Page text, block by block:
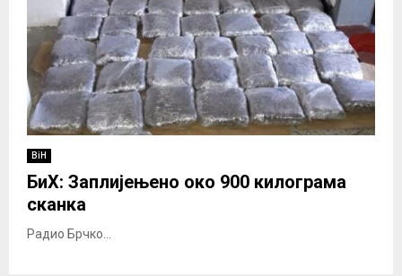
BiH
БиХ: Заплијењено око 900 килограма
сканка
Радио Брчко...